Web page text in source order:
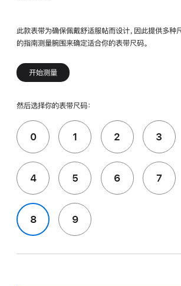
此款表带为确保佩戴舒适服帖而设计，因此提供多种
的指南测量腕围来确定适合你的表带尺码。
开始测量
然后选择你的表带尺码：
0 1 2 3
4 5 6 7
8 9